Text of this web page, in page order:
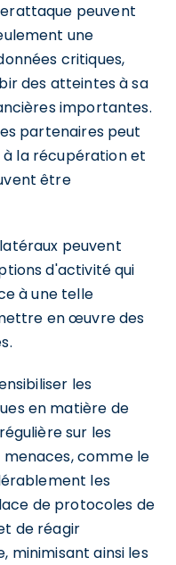
peuvent
une
critiques,
des atteintes à sa
importantes.
partenaires peut
la récupération et
être
peuvent
d'activité qui
à une telle
en œuvre des
les
en matière de
sur les
comme le
les
de protocoles de
de réagir
minimisant ainsi les